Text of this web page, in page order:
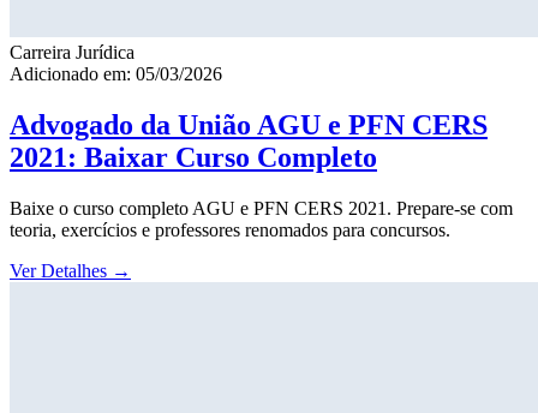
Carreira Jurídica
Adicionado em: 05/03/2026
Advogado da União AGU e PFN CERS
2021: Baixar Curso Completo
Baixe o curso completo AGU e PFN CERS 2021. Prepare-se com
teoria, exercícios e professores renomados para concursos.
Ver Detalhes →